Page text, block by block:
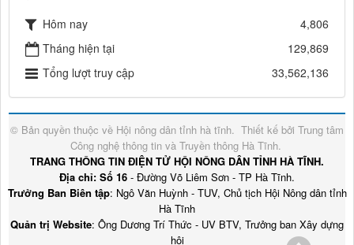
Hôm nay
4,806
Tháng hiện tại
129,869
Tổng lượt truy cập
33,562,136
© Bản quyền thuộc về Hội nông dân tỉnh hà tĩnh. Thiết kế bởi Trung tâm
Công nghệ thông tin và Truyền thông Hà Tĩnh.
TRANG THÔNG TIN ĐIỆN TỬ HỘI NÔNG DÂN TỈNH HÀ TĨNH.
Địa chỉ: Số 16 - Đường Võ Liêm Sơn - TP Hà Tĩnh.
Trưởng Ban Biên tập: Ngô Văn Huỳnh - TUV, Chủ tịch Hội Nông dân tỉnh
Hà Tĩnh
Quản trị Website: Ông Dương Trí Thức - UV BTV, Trưởng ban Xây dựng
hội